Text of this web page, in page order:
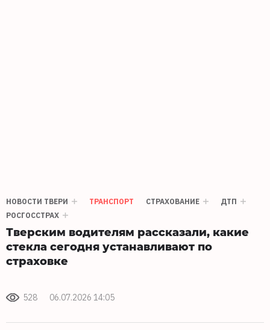
НОВОСТИ ТВЕРИ ТРАНСПОРТ СТРАХОВАНИЕ
ДТП
РОСГОССТРАХ
Тверским водителям рассказали, какие
стекла сегодня устанавливают по
страховке
528 06.07.2026 14:05